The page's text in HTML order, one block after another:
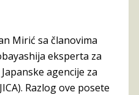
Mirić sa članovima
eksperta za
agencije za
Razlog ove posete